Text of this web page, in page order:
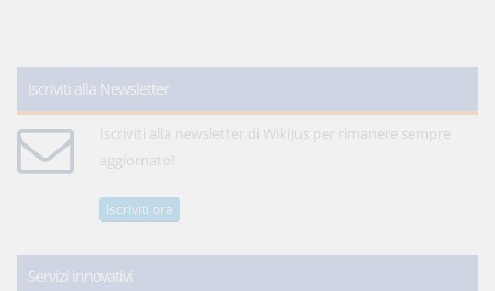
Iscriviti alla Newsletter
Iscriviti alla newsletter di WikiJus per rimanere sempre
aggiornato!
Iscriviti ora
Servizi innovativi